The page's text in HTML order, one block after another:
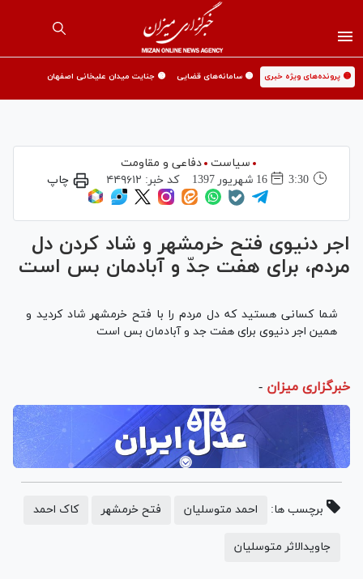
🟡 پرونده‌های ویژه خبری 🟡 سامانه‌های قضایی 🟡 جنایت میدان علیخانی اصفهان
سیاست
دفاعی و مقاومت
3:30
16 شهريور 1397 کد خبر: ۴۴۹۶۱۲ چاپ
اجر دنیوی فتح خرمشهر و شاد کردن دل
مردم، برای هفت جدّ و آبادمان بس است
شما کسانی هستید که دل مردم را با فتح خرمشهر شاد کردید و
همین اجر دنیوی برای هفت جد و آبادمان بس است
خبرگزاری میزان -
برچسب ها: احمد متوسلیان فتح خرمشهر کاک احمد
جاویدالاثر متوسلیان